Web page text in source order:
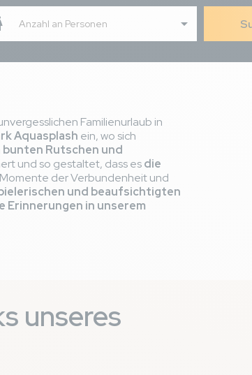
Anzahl an Personen
Familienurlaub in
Aquasplash ein, wo sich
bunten Rutschen und
und so gestaltet, dass esdie
Momente der Verbundenheit und
und beaufsichtigten
Erinnerungen in unserem
unseres